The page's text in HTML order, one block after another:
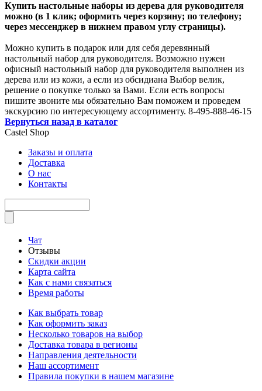
Купить настольные наборы из дерева для руководителя
можно (в 1 клик; оформить через корзину; по телефону;
через мессенджер в нижнем правом углу страницы).
Можно купить в подарок или для себя деревянный
настольный набор для руководителя. Возможно нужен
офисный настольный набор для руководителя выполнен из
дерева или из кожи, а если из обсидиана Выбор велик,
решение о покупке только за Вами. Если есть вопросы
пишите звоните мы обязательно Вам поможем и проведем
экскурсию по интересующему ассортименту. 8-495-888-46-15
Вернуться назад в каталог
Castel Shop
Заказы и оплата
Доставка
О нас
Контакты
Чат
Отзывы
Скидки акции
Карта сайта
Как с нами связаться
Время работы
Как выбрать товар
Как оформить заказ
Несколько товаров на выбор
Доставка товара в регионы
Направления деятельности
Наш ассортимент
Правила покупки в нашем магазине